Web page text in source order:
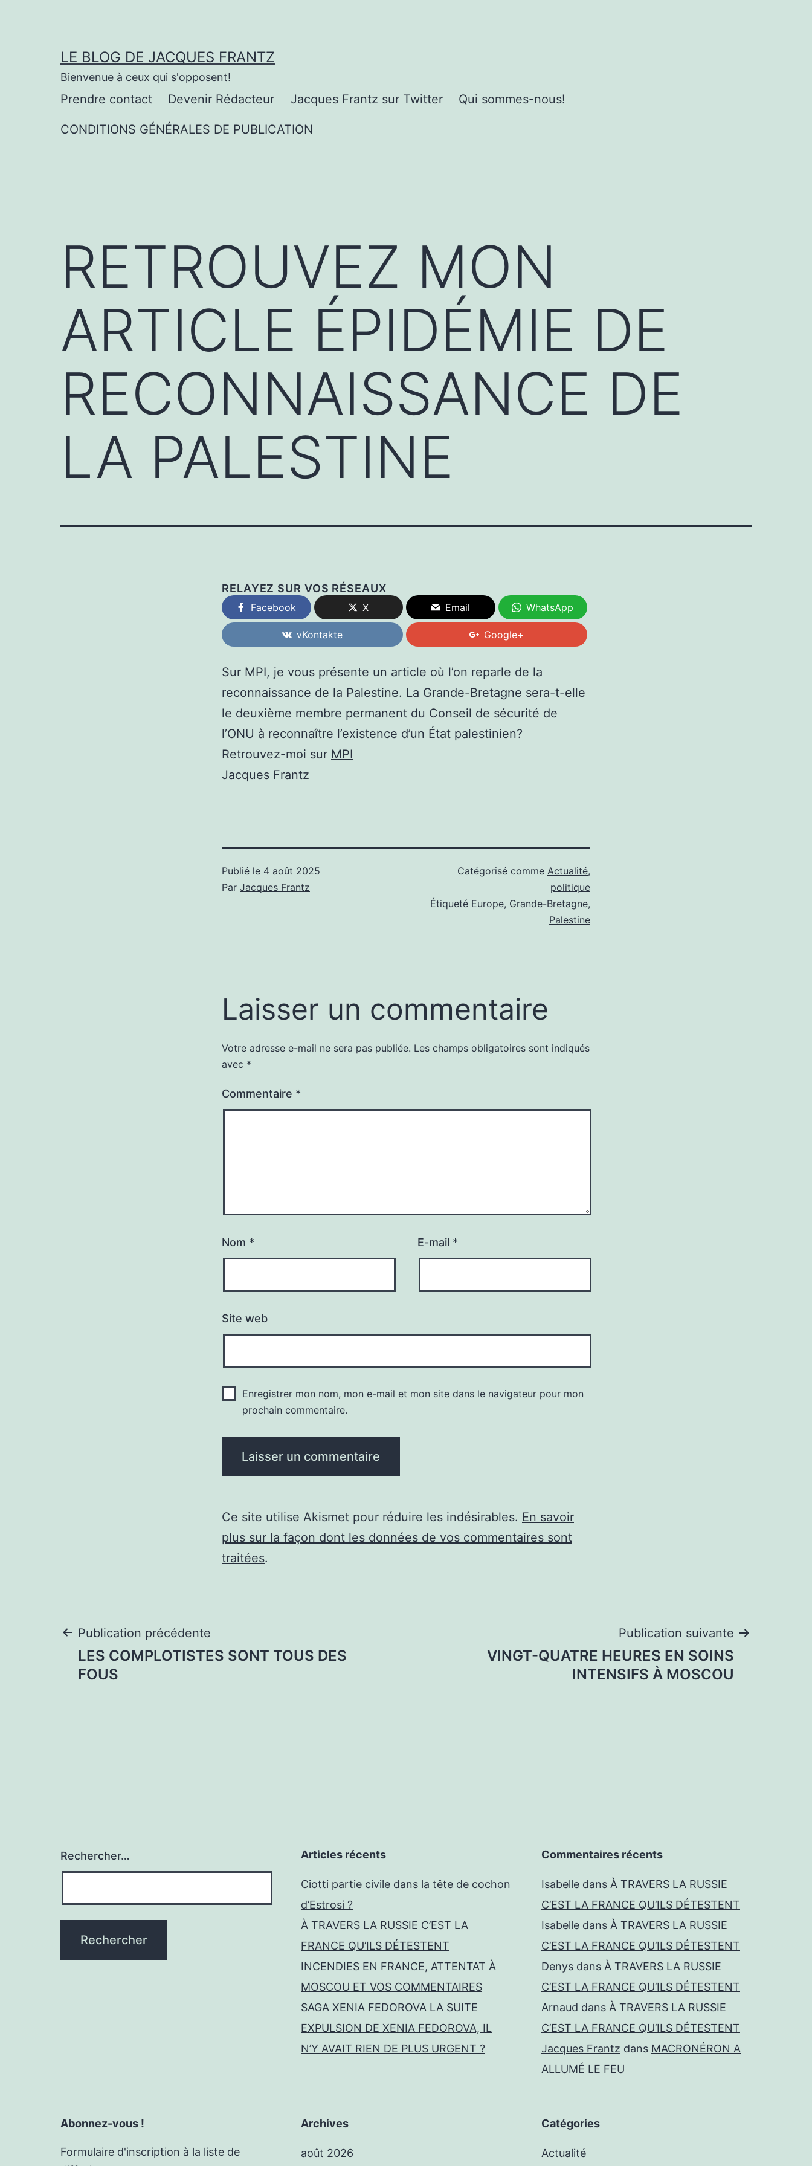
LE BLOG DE JACQUES FRANTZ
Bienvenue à ceux qui s'opposent!
Prendre contact Devenir Rédacteur Jacques Frantz sur Twitter Qui sommes-nous!
CONDITIONS GÉNÉRALES DE PUBLICATION
RETROUVEZ MON
ARTICLE ÉPIDÉMIE DE
RECONNAISSANCE DE
LA PALESTINE
RELAYEZ SUR VOS RÉSEAUX
Facebook X Email WhatsApp
vKontakte Google+
Sur MPI, je vous présente un article où l’on reparle de la
reconnaissance de la Palestine. La Grande-Bretagne sera-t-elle
le deuxième membre permanent du Conseil de sécurité de
l’ONU à reconnaître l’existence d’un État palestinien?
Retrouvez-moi sur MPI
Jacques Frantz
Publié le 4 août 2025
Par Jacques Frantz
Catégorisé comme Actualité,
politique
Étiqueté Europe, Grande-Bretagne,
Palestine
Laisser un commentaire
Votre adresse e-mail ne sera pas publiée. Les champs obligatoires sont indiqués
avec *
Commentaire *
Nom * E-mail *
Site web
Enregistrer mon nom, mon e-mail et mon site dans le navigateur pour mon
prochain commentaire.
Ce site utilise Akismet pour réduire les indésirables. En savoir
plus sur la façon dont les données de vos commentaires sont
traitées.
Navigation
de
Publication précédente
LES COMPLOTISTES SONT TOUS DES
FOUS
Publication suivante
VINGT-QUATRE HEURES EN SOINS
INTENSIFS À MOSCOU
Rechercher… Articles récents
Ciotti partie civile dans la tête de cochon
d’Estrosi ?
À TRAVERS LA RUSSIE C’EST LA
FRANCE QU’ILS DÉTESTENT
INCENDIES EN FRANCE, ATTENTAT À
MOSCOU ET VOS COMMENTAIRES
SAGA XENIA FEDOROVA LA SUITE
EXPULSION DE XENIA FEDOROVA, IL
N’Y AVAIT RIEN DE PLUS URGENT ?
Commentaires récents
Isabelle dans À TRAVERS LA RUSSIE
C’EST LA FRANCE QU’ILS DÉTESTENT
Isabelle dans À TRAVERS LA RUSSIE
C’EST LA FRANCE QU’ILS DÉTESTENT
Denys dans À TRAVERS LA RUSSIE
C’EST LA FRANCE QU’ILS DÉTESTENT
Arnaud dans À TRAVERS LA RUSSIE
C’EST LA FRANCE QU’ILS DÉTESTENT
Jacques Frantz dans MACRONÉRON A
ALLUMÉ LE FEU
Abonnez-vous !
Formulaire d'inscription à la liste de
Archives
août 2026
Catégories
Actualité